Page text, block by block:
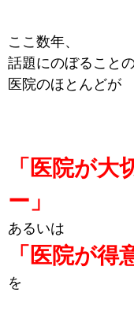
ここ数年、
話題にのぼること
医院のほとんどが
「医院が
ー」
あるいは
「医院が得
を